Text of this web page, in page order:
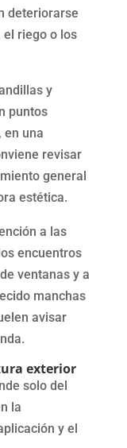
deteriorarse
riego o los
y
puntos
en una
revisar
general
estética.
a las
encuentros
ventanas y a
manchas
avisar
exterior
solo del
la
y el